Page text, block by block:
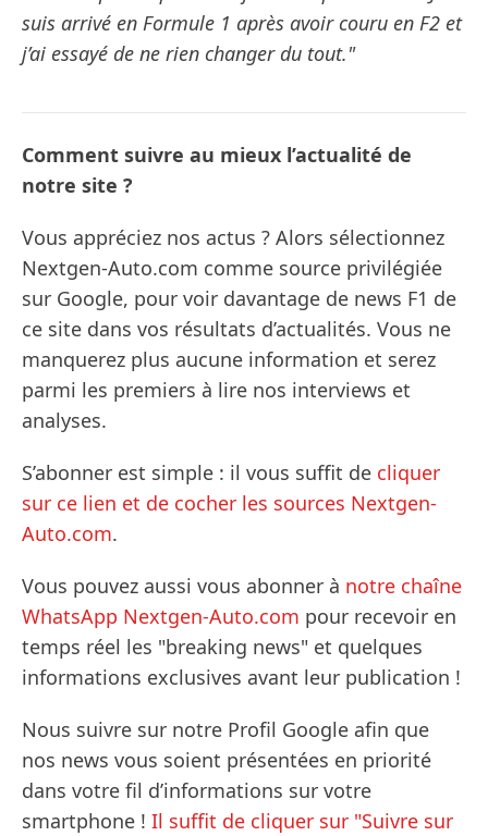
suis arrivé en Formule 1 après avoir couru en F2 et
j’ai essayé de ne rien changer du tout."
Comment suivre au mieux l’actualité de
notre site ?
Vous appréciez nos actus ? Alors sélectionnez
Nextgen-Auto.com comme source privilégiée
sur Google, pour voir davantage de news F1 de
ce site dans vos résultats d’actualités. Vous ne
manquerez plus aucune information et serez
parmi les premiers à lire nos interviews et
analyses.
S’abonner est simple : il vous suffit de cliquer
sur ce lien et de cocher les sources Nextgen-
Auto.com.
Vous pouvez aussi vous abonner à notre chaîne
WhatsApp Nextgen-Auto.com pour recevoir en
temps réel les "breaking news" et quelques
informations exclusives avant leur publication !
Nous suivre sur notre Profil Google afin que
nos news vous soient présentées en priorité
dans votre fil d’informations sur votre
smartphone ! Il suffit de cliquer sur "Suivre sur